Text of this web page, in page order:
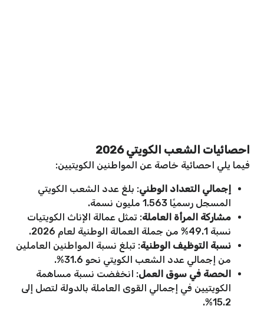
احصائيات الشعب الكويتي 2026
فيما يلي احصائية خاصة عن المواطنين الكويتيين:
إجمالي التعداد الوطني: بلغ عدد الشعب الكويتي
المسجل رسميًا 1.563 مليون نسمة.
مشاركة المرأة العاملة: تمثل عمالة الإناث الكويتيات
نسبة 49.1% من جملة العمالة الوطنية لعام 2026.
نسبة التوظيف الوطنية: تبلغ نسبة المواطنين العاملين
من إجمالي عدد الشعب الكويتي نحو 31.6%.
الحصة في سوق العمل: انخفضت نسبة مساهمة
الكويتيين في إجمالي القوى العاملة بالدولة لتصل إلى
15.2%.